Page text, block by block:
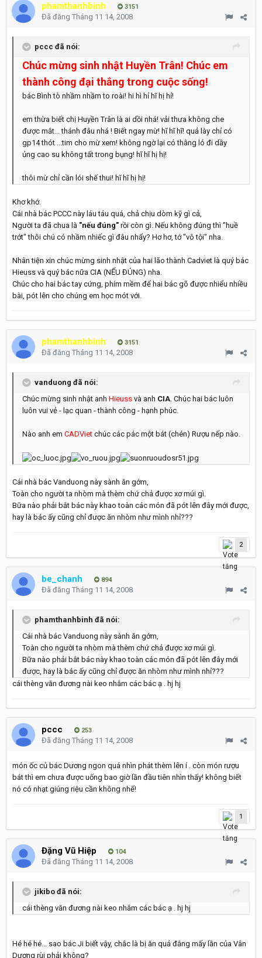
phamthanhbinh 3151
Đã đăng Tháng 11 14, 2008
pccc đã nói:
Chúc mừng sinh nhật Huyền Trân! Chúc em
thành công đại thắng trong cuộc sống!
bác Bình tò nhầm nhầm to roài! hi hì hỉ hĩ hị hỉ!
em thừa biết chị Huyền Trân là ai dồi nhá! vải thưa không che
được mắt... thánh đâu nhá ! Biết ngay mừ! hĩ hĩ hĩ! quả lày chỉ có
gp14 thót ...tim cho mừ xem! không ngờ lại có thằng ló đi dầy
ủng cao su không tất trong bụng! hĩ hĩ hị hị!
thôi mừ chỉ cần lói shế thui! hĩ hĩ hị hị!
Khơ khớ.
Cái nhà bác PCCC này láu táu quá, chả chịu dòm kỹ gì cả,
Người ta đã chua là "nếu đúng" rồi còn gì. Nếu không đúng thì "huề
trớt" thôi chú có nhầm nhiếc gì đâu nhẩy? Hơ hơ, tớ "vô tội" nha.
Nhân tiện xin chúc mừng sinh nhật của hai lão thành Cadviet là quý bác
Hieuss và quý bác nữa CIA (NẾU ĐÚNG) nha.
Chúc cho hai bác tay cứng, phím mềm để hai bác gõ được nhiểu nhiều
bài, pót lên cho chúng em học mót với.
phamthanhbinh 3151
Đã đăng Tháng 11 14, 2008
vanduong đã nói:
Chúc mừng sinh nhật anh Hieuss và anh CIA. Chúc hai bác luôn
luôn vui vẻ - lạc quan - thành công - hạnh phúc.
Nào anh em CADViet chúc các pác một bát (chén) Rượu nếp nào.
Cái nhà bác Vanduong này sành ăn gớm,
Toàn cho người ta nhòm mà thèm chứ chả được xơ múi gì.
Bữa nào phải bắt bác này khao toàn các món đã pót lên đây mới được,
hay là bác ấy cũng chỉ được ăn nhòm như mình nhỉ???
2
be_chanh 894
Đã đăng Tháng 11 14, 2008
phamthanhbinh đã nói:
Cái nhà bác Vanduong này sành ăn gớm,
Toàn cho người ta nhòm mà thèm chứ chả được xơ múi gì.
Bữa nào phải bắt bác này khao toàn các món đã pót lên đây mới
được, hay là bác ấy cũng chỉ được ăn nhòm như mình nhỉ???
cái thèng văn đương nài keo nhắm các bác ạ . hj hj
pccc 253
Đã đăng Tháng 11 14, 2008
món ốc củ bác Dương ngon quá nhìn phát thèm lên í . còn món rượu
bát thì em chưa được uống bao giờ lần đầu tiên nhìn thấy! không biết
nó có nhạt giúng riệu cần không nhể!
1
Đặng Vũ Hiệp 104
Đã đăng Tháng 11 14, 2008
jikibo đã nói:
cái thèng văn đương nài keo nhắm các bác ạ . hj hj
Hé hé hé... sao bác Ji biết vậy, chắc là bị ăn quả đắng mấy lần của Vân
Dương rùi phải không?